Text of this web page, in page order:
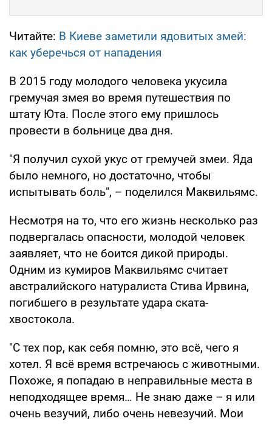
Читайте: В Киеве заметили ядовитых змей:
как уберечься от нападения
В 2015 году молодого человека укусила
гремучая змея во время путешествия по
штату Юта. После этого ему пришлось
провести в больнице два дня.
"Я получил сухой укус от гремучей змеи. Яда
было немного, но достаточно, чтобы
испытывать боль", – поделился Маквильямс.
Несмотря на то, что его жизнь несколько раз
подвергалась опасности, молодой человек
заявляет, что не боится дикой природы.
Одним из кумиров Маквильямс считает
австралийского натуралиста Стива Ирвина,
погибшего в результате удара ската-
хвостокола.
"С тех пор, как себя помню, это всё, чего я
хотел. Я всё время встречаюсь с животными.
Похоже, я попадаю в неправильные места в
неподходящее время… Не знаю даже – я или
очень везучий, либо очень невезучий. Мои